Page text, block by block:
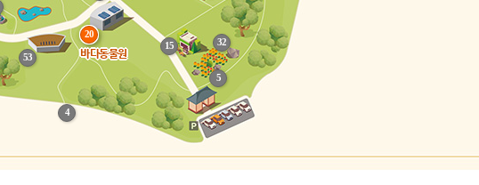
4
5
15
20
바다동물원
32
53